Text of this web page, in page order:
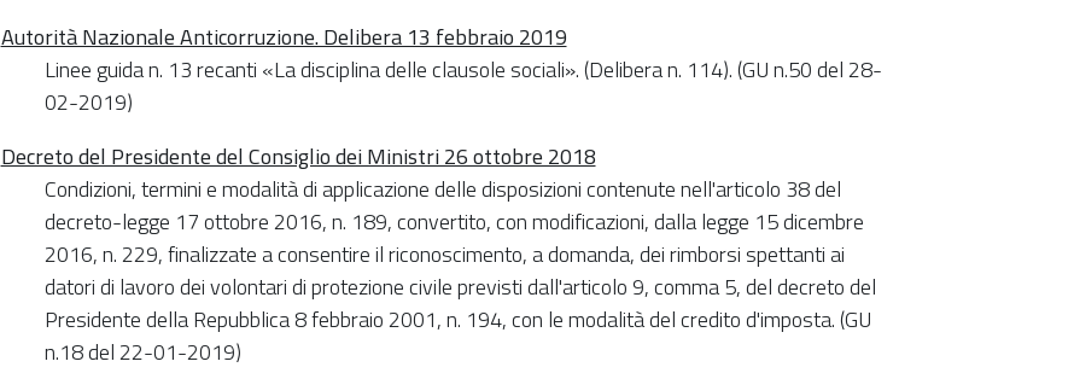
Autorità Nazionale Anticorruzione. Delibera 13 febbraio 2019
Linee guida n. 13 recanti «La disciplina delle clausole sociali». (Delibera n. 114). (GU n.50 del 28-
02-2019)
Decreto del Presidente del Consiglio dei Ministri 26 ottobre 2018
Condizioni, termini e modalità di applicazione delle disposizioni contenute nell'articolo 38 del
decreto-legge 17 ottobre 2016, n. 189, convertito, con modificazioni, dalla legge 15 dicembre
2016, n. 229, finalizzate a consentire il riconoscimento, a domanda, dei rimborsi spettanti ai
datori di lavoro dei volontari di protezione civile previsti dall'articolo 9, comma 5, del decreto del
Presidente della Repubblica 8 febbraio 2001, n. 194, con le modalità del credito d'imposta. (GU
n.18 del 22-01-2019)